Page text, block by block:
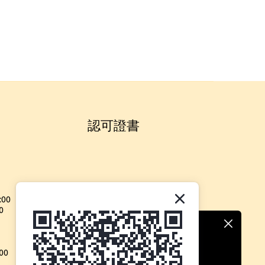
認可證書